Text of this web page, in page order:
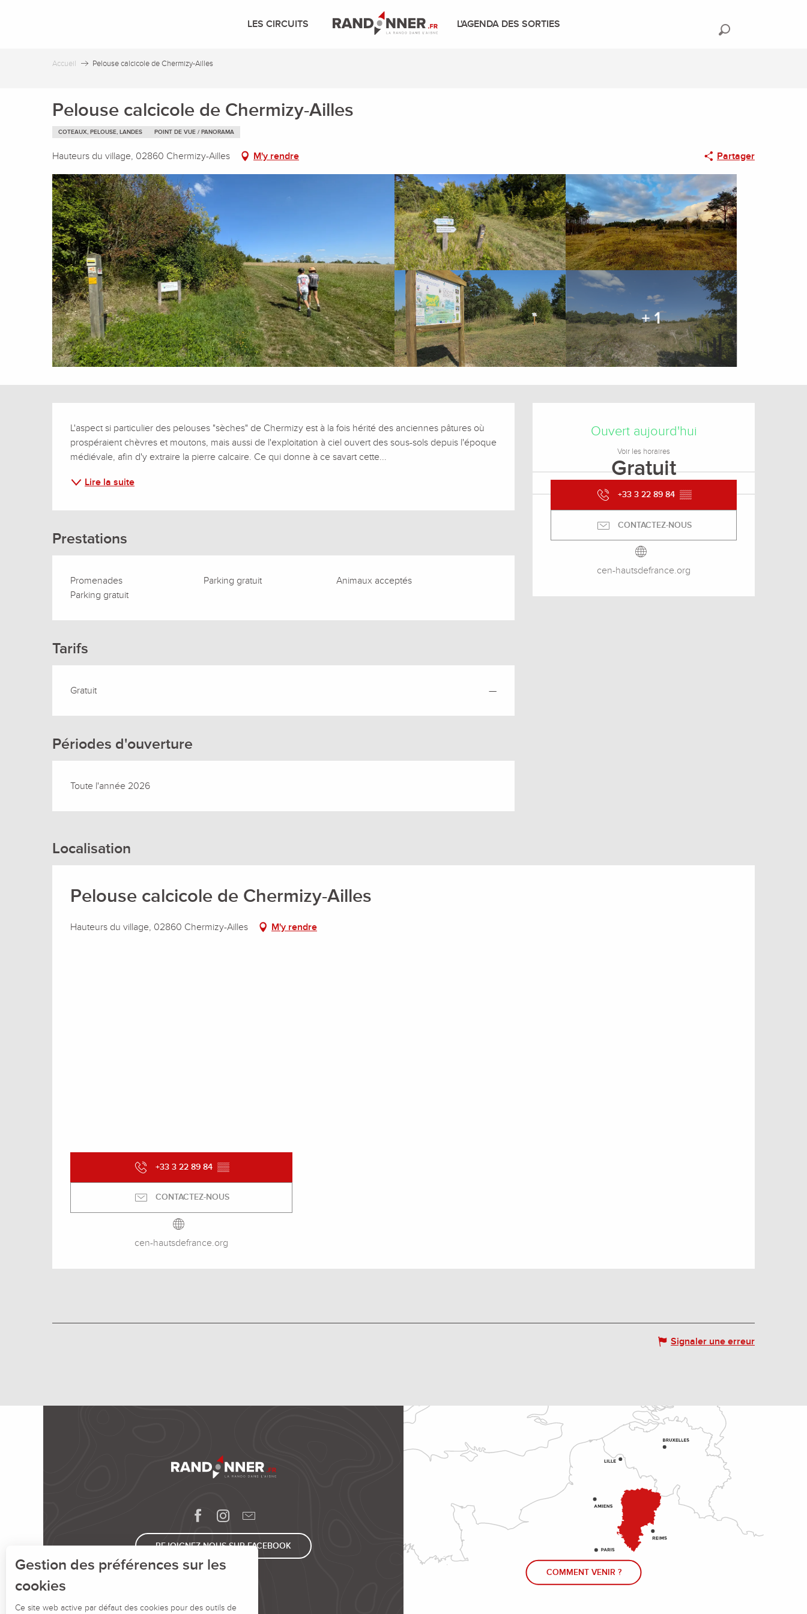
LES CIRCUITS L'AGENDA DES SORTIES
Accueil Pelouse calcicole de Chermizy-Ailles
Pelouse calcicole de Chermizy-Ailles
COTEAUX, PELOUSE, LANDES POINT DE VUE / PANORAMA
Hauteurs du village, 02860 Chermizy-Ailles M'y rendre Partager
+ 1
Ouverture et
Ouvert aujourd'hui
Voir les horaires
Gratuit
+33 3 22 89 84 ▒▒
CONTACTEZ-NOUS
cen-hautsdefrance.org
Description
L'aspect si particulier des pelouses "sèches" de Chermizy est à la fois hérité des anciennes pâtures où
prospéraient chèvres et moutons, mais aussi de l'exploitation à ciel ouvert des sous-sols depuis l'époque
médiévale, afin d'y extraire la pierre calcaire. Ce qui donne à ce savart cette...
Lire la suite
Prestations
Promenades Parking gratuit
Animaux acceptés
Parking gratuit
Tarifs
Gratuit —
Périodes d'ouverture
Toute l'année 2026
Localisation
Pelouse calcicole de Chermizy-Ailles
Hauteurs du village, 02860 Chermizy-Ailles M'y rendre
+33 3 22 89 84 ▒▒
CONTACTEZ-NOUS
cen-hautsdefrance.org
Signaler une erreur
REJOIGNEZ-NOUS SUR FACEBOOK
COMMENT VENIR ?
Gestion des préférences sur les
cookies
Ce site web active par défaut des cookies pour des outils de